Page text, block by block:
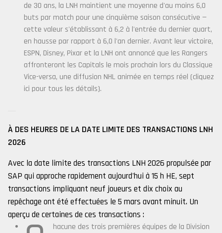
de 30 ans, la LNH maintient une moyenne d'au moins 6,0
buts par match pour une cinquième saison consécutive —
cette valeur s'établissant à 6,2 à l'entrée du dernier quart,
en hausse par rapport à 6,0 l'an dernier. Avant leur victoire,
ESPN, Disney, Pixar et la LNH ont annoncé que les Rangers
affronteront les Capitals le mois prochain lors du Classique
Vice-versa, une diffusion NHL animée en temps réel (cliquez
ici pour tous les détails).
À DES HEURES DE LA DATE LIMITE DES TRANSACTIONS LNH
2026
Avec la date limite des transactions LNH 2026 propulsée par
SAP qui approche rapidement aujourd'hui à 15 h HE, sept
transactions impliquant neuf joueurs et dix choix au
repêchage ont été effectuées le 5 mars avant minuit. Un
aperçu de certaines de ces transactions :
hacune des trois premières équipes de la Division